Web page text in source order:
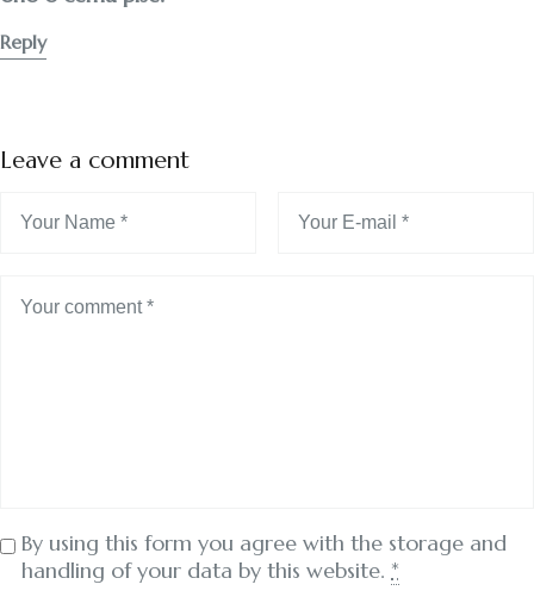
Reply
Leave a comment
By using this form you agree with the storage and
handling of your data by this website. *